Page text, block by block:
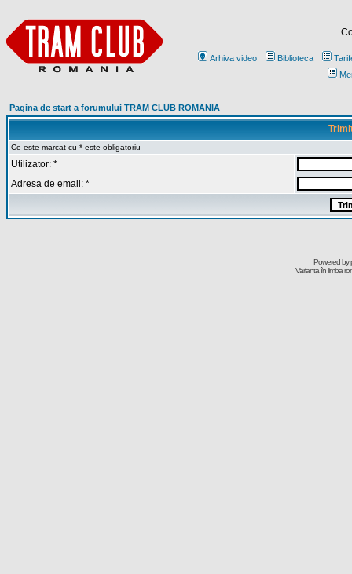
Arhiva video Biblioteca
Pagina de start a forumului TRAM CLUB ROMANIA
Ce este marcat cu * este obligatoriu
Utilizator: *
Adresa de email: *
Powered by
Varianta în limba